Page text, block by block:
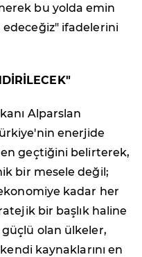
bu yolda emin
ifadelerini
Alparslan
enerjide
geçtiğini belirterek,
bir mesele değil;
kadar her
bir başlık haline
olan ülkeler,
kaynaklarını en